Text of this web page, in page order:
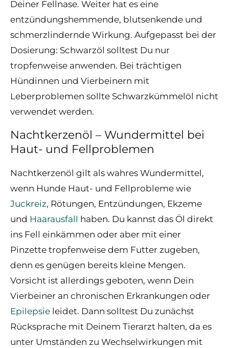
Deiner Fellnase. Weiter hat es eine
entzündungshemmende, blutsenkende und
schmerzlindernde Wirkung. Aufgepasst bei der
Dosierung: Schwarzöl solltest Du nur
tropfenweise anwenden. Bei trächtigen
Hündinnen und Vierbeinern mit
Leberproblemen sollte Schwarzkümmelöl nicht
verwendet werden.
Nachtkerzenöl – Wundermittel bei
Haut- und Fellproblemen
Nachtkerzenöl gilt als wahres Wundermittel,
wenn Hunde Haut- und Fellprobleme wie
Juckreiz, Rötungen, Entzündungen, Ekzeme
und Haarausfall haben. Du kannst das Öl direkt
ins Fell einkämmen oder aber mit einer
Pinzette tropfenweise dem Futter zugeben,
denn es genügen bereits kleine Mengen.
Vorsicht ist allerdings geboten, wenn Dein
Vierbeiner an chronischen Erkrankungen oder
Epilepsie leidet. Dann solltest Du zunächst
Rücksprache mit Deinem Tierarzt halten, da es
unter Umständen zu Wechselwirkungen mit